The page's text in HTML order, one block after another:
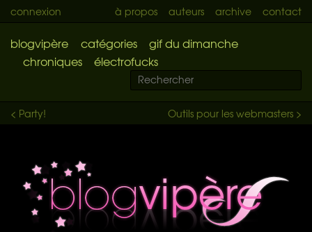
connexion à propos auteurs archive contact
blogvipère catégories
gif du dimanche
chroniques
électrofucks
Outils pour les webmasters >
< Party!